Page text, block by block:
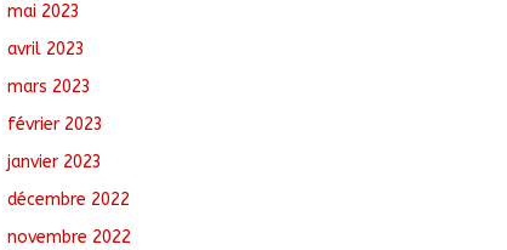
mai 2023
avril 2023
mars 2023
février 2023
janvier 2023
décembre 2022
novembre 2022